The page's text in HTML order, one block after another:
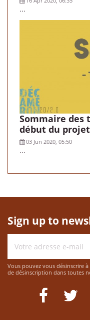
...
Sommaire des
début du projet
03 Jun 2020, 05:50
...
Sign up to
Vous pouvez vous désinscrire
de désinscription dans toutes